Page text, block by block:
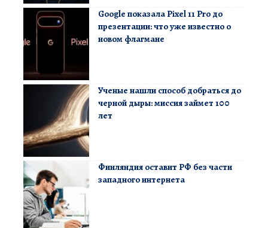
Google показала Pixel 11 Pro до
презентации: что уже известно о
новом флагмане
Ученые нашли способ добраться до
черной дыры: миссия займет 100
лет
Финляндия оставит РФ без части
западного интернета